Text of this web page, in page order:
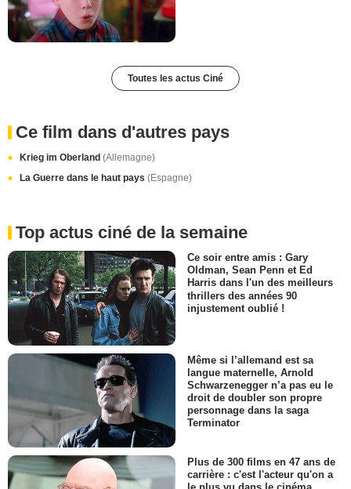
Toutes les actus Ciné
Ce film dans d'autres pays
Krieg im Oberland (Allemagne)
La Guerre dans le haut pays (Espagne)
Top actus ciné de la semaine
Ce soir entre amis : Gary
Oldman, Sean Penn et Ed
Harris dans l'un des meilleurs
thrillers des années 90
injustement oublié !
Même si l’allemand est sa
langue maternelle, Arnold
Schwarzenegger n’a pas eu le
droit de doubler son propre
personnage dans la saga
Terminator
Plus de 300 films en 47 ans de
carrière : c'est l'acteur qu'on a